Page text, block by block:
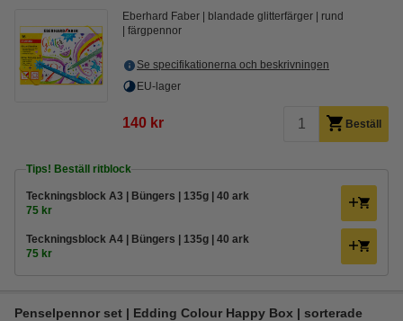
Eberhard Faber blandade glitterfärger
rund
färgpennor
Se specifikationerna och beskrivningen
EU-lager
140 kr Beställ
Tips! Beställ ritblock
Teckningsblock A3 | Büngers | 135g | 40 ark
75 kr
Teckningsblock A4 | Büngers | 135g | 40 ark
75 kr
Penselpennor set | Edding Colour Happy Box | sorterade